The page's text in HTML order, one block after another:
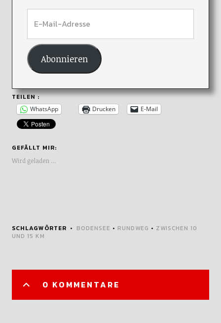
Abonnieren
TEILEN :
WhatsApp Drucken E-Mail
GEFÄLLT MIR:
Wird geladen …
SCHLAGWÖRTER BODENSEE • RUNDWEG • ZWISCHEN 10
UND 15 KM
0 KOMMENTARE